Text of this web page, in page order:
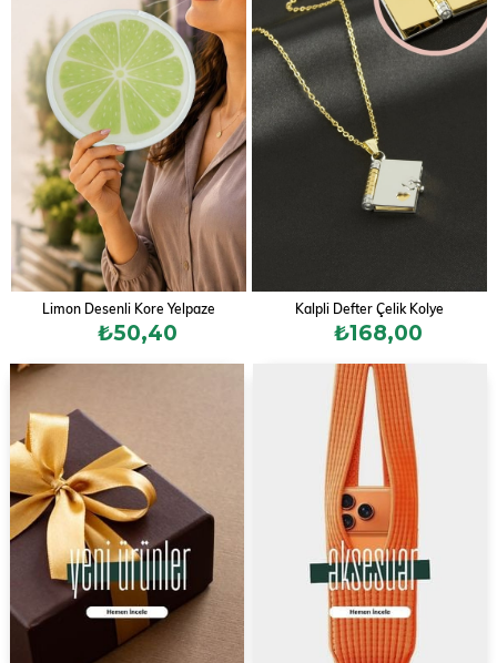
Limon Desenli Kore Yelpaze
₺50,40
Kalpli Defter Çelik Kolye
₺168,00